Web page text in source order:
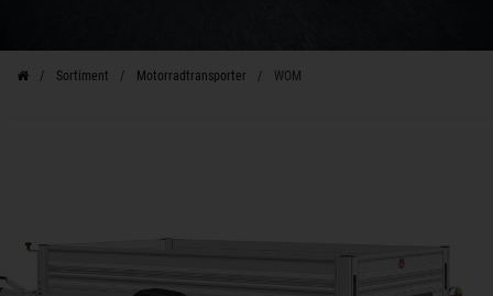
Sortiment Motorradtransporter WOM